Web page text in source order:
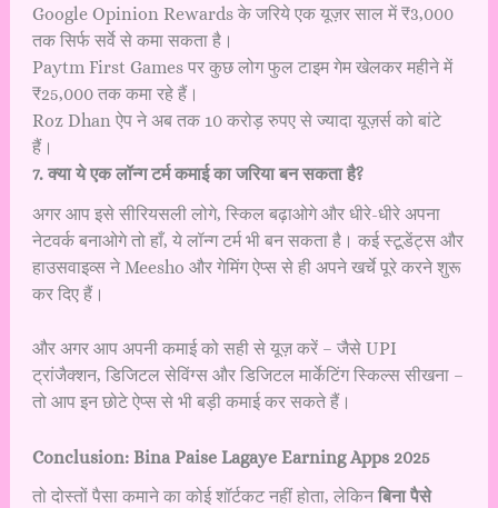
Google Opinion Rewards के जरिये एक यूज़र साल में ₹3,000
तक सिर्फ सर्वे से कमा सकता है।
Paytm First Games पर कुछ लोग फुल टाइम गेम खेलकर महीने में
₹25,000 तक कमा रहे हैं।
Roz Dhan ऐप ने अब तक 10 करोड़ रुपए से ज्यादा यूज़र्स को बांटे
हैं।
7. क्या ये एक लॉन्ग टर्म कमाई का जरिया बन सकता है?
अगर आप इसे सीरियसली लोगे, स्किल बढ़ाओगे और धीरे-धीरे अपना
नेटवर्क बनाओगे तो हाँ, ये लॉन्ग टर्म भी बन सकता है। कई स्टूडेंट्स और
हाउसवाइव्स ने Meesho और गेमिंग ऐप्स से ही अपने खर्चे पूरे करने शुरू
कर दिए हैं।
और अगर आप अपनी कमाई को सही से यूज़ करें – जैसे UPI
ट्रांजैक्शन, डिजिटल सेविंग्स और डिजिटल मार्केटिंग स्किल्स सीखना –
तो आप इन छोटे ऐप्स से भी बड़ी कमाई कर सकते हैं।
Conclusion: Bina Paise Lagaye Earning Apps 2025
तो दोस्तों पैसा कमाने का कोई शॉर्टकट नहीं होता, लेकिनबिना पैसे